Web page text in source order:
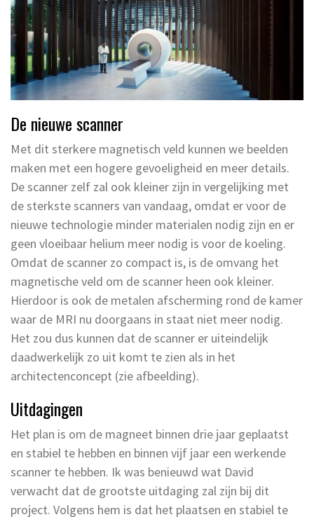
De nieuwe scanner
Met dit sterkere magnetisch veld kunnen we beelden
maken met een hogere gevoeligheid en meer details.
De scanner zelf zal ook kleiner zijn in vergelijking met
de sterkste scanners van vandaag, omdat er voor de
nieuwe technologie minder materialen nodig zijn en er
geen vloeibaar helium meer nodig is voor de koeling.
Omdat de scanner zo compact is, is de omvang het
magnetische veld om de scanner heen ook kleiner.
Hierdoor is ook de metalen afscherming rond de kamer
waar de MRI nu doorgaans in staat niet meer nodig.
Het zou dus kunnen dat de scanner er uiteindelijk
daadwerkelijk zo uit komt te zien als in het
architectenconcept (zie afbeelding).
Uitdagingen
Het plan is om de magneet binnen drie jaar geplaatst
en stabiel te hebben en binnen vijf jaar een werkende
scanner te hebben. Ik was benieuwd wat David
verwacht dat de grootste uitdaging zal zijn bij dit
project. Volgens hem is dat het plaatsen en stabiel te